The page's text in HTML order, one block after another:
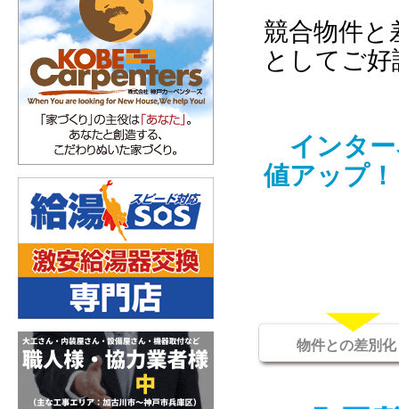
競合物件と
としてご
インター
値アップ！
物件との差別化